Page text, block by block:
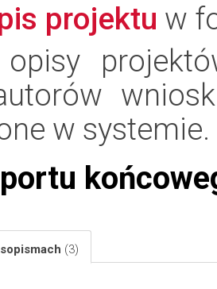
projektu w
w systemie.
(3)